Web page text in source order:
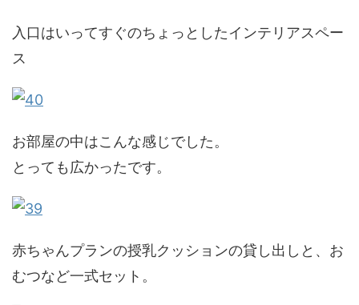
入口はいってすぐのちょっとしたインテリアスペー
ス
お部屋の中はこんな感じでした。
とっても広かったです。
赤ちゃんプランの授乳クッションの貸し出しと、お
むつなど一式セット。